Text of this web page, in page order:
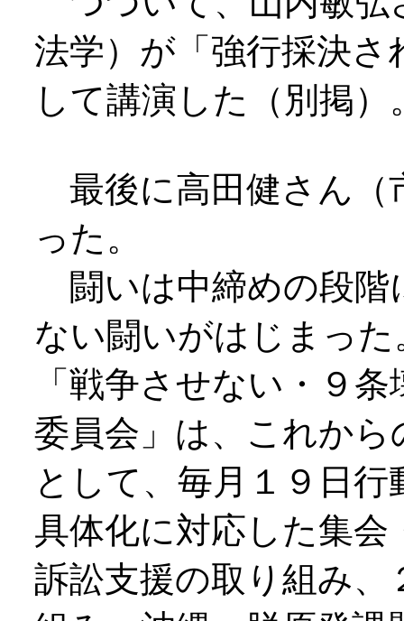
法学）が「強行採決さ
して講演した（別掲）
最後に高田健さん（
った。
闘いは中締めの段階
ない闘いがはじまっ
「戦争させない・９
委員会」は、これか
として、毎月１９日
具体化に対応した集
訴訟支援の取り組み、